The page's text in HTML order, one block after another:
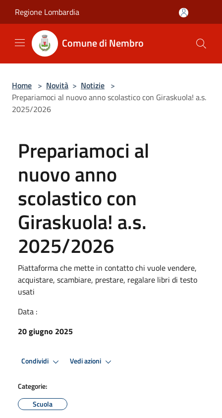
Regione Lombardia
Comune di Nembro
Home > Novità > Notizie >
Prepariamoci al nuovo anno scolastico con Giraskuola! a.s.
2025/2026
Prepariamoci al
nuovo anno
scolastico con
Giraskuola! a.s.
2025/2026
Piattaforma che mette in contatto chi vuole vendere,
acquistare, scambiare, prestare, regalare libri di testo
usati
Data :
20 giugno 2025
Condividi Vedi azioni
Categorie:
Scuola